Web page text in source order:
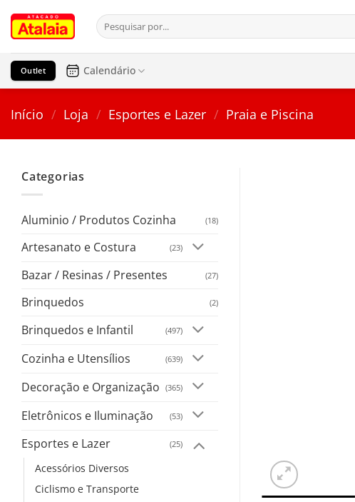
para
conteúdo
Pesquisar
por:
Outlet Calendário
Início / Loja / Esportes e Lazer / Praia e Piscina
Categorias
Aluminio / Produtos Cozinha (18)
Artesanato e Costura (23)
Bazar / Resinas / Presentes (27)
Brinquedos (2)
Brinquedos e Infantil (497)
Cozinha e Utensílios (639)
Decoração e Organização (365)
Eletrônicos e Iluminação (53)
Esportes e Lazer (25)
Acessórios Diversos
Ciclismo e Transporte